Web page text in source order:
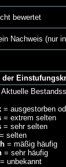
bewertet
Nachweis (nur
Aktuelle
= ausgestorben
= extrem selten
= sehr selten
= selten
= mäßig häufig
= sehr häufig
= unbekannt